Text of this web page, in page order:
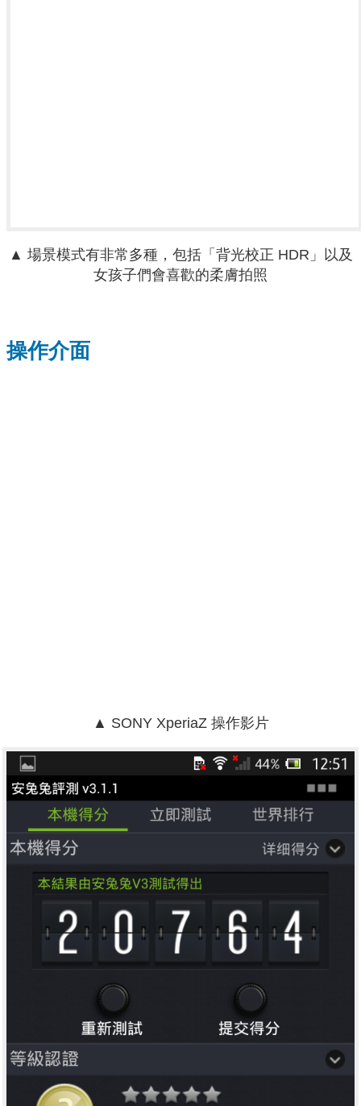
▲ 場景模式有非常多種，包括「背光校正 HDR」以及
女孩子們會喜歡的柔膚拍照
操作介面
▲ SONY XperiaZ 操作影片